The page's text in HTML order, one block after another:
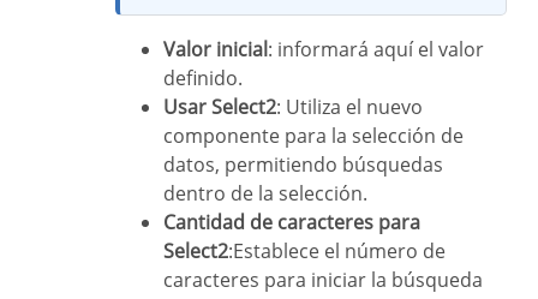
Valor inicial: informará aquí el valor
definido.
Usar Select2: Utiliza el nuevo
componente para la selección de
datos, permitiendo búsquedas
dentro de la selección.
Cantidad de caracteres para
Select2:Establece el número de
caracteres para iniciar la búsqueda